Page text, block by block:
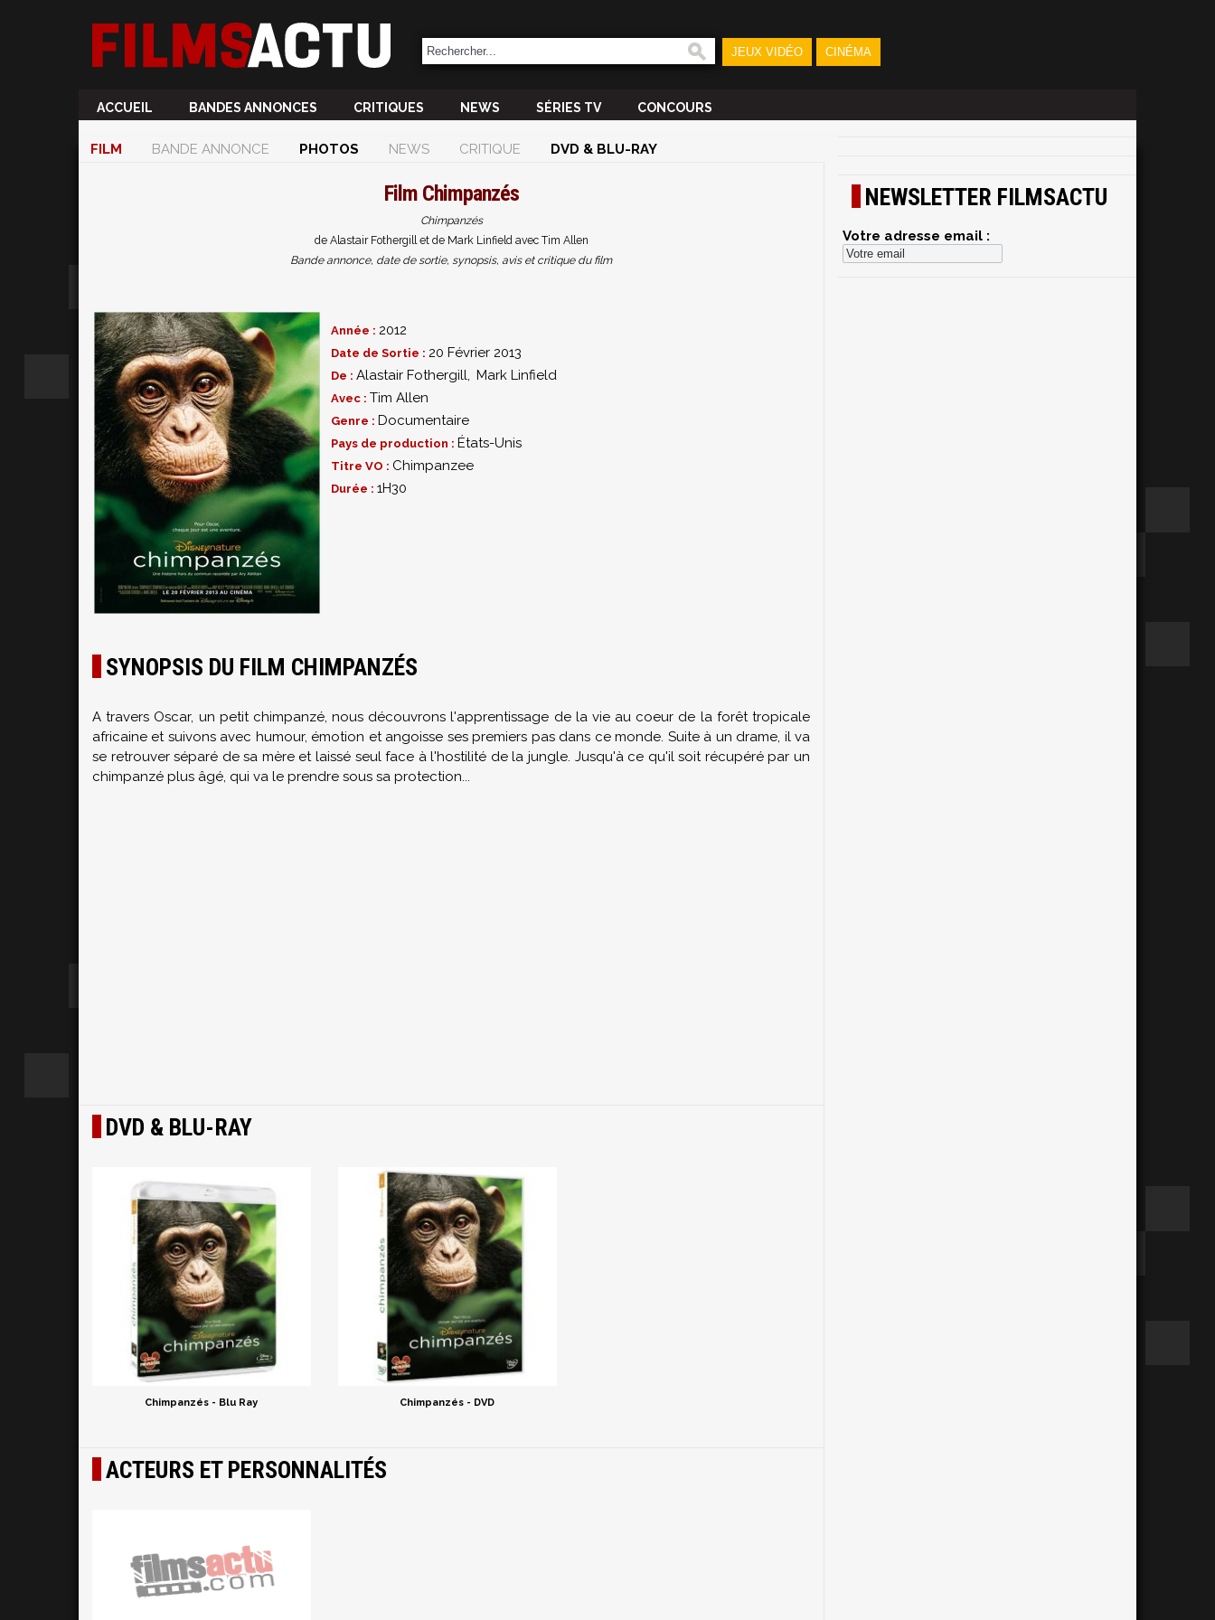
JEUX VIDÉO CINÉMA
ACCUEIL BANDES ANNONCES CRITIQUES NEWS SÉRIES TV CONCOURS
FILM BANDE ANNONCE PHOTOS NEWS CRITIQUE DVD & BLU-RAY
Film Chimpanzés
Chimpanzés
de Alastair Fothergill et de Mark Linfield avec Tim Allen
Bande annonce, date de sortie, synopsis, avis et critique du film
Année : 2012
Date de Sortie : 20 Février 2013
De : Alastair Fothergill, Mark Linfield
Avec : Tim Allen
Genre : Documentaire
Pays de production : États-Unis
Titre VO : Chimpanzee
Durée : 1H30
SYNOPSIS DU FILM CHIMPANZÉS
A travers Oscar, un petit chimpanzé, nous découvrons l'apprentissage de la vie au coeur de la forêt tropicale
africaine et suivons avec humour, émotion et angoisse ses premiers pas dans ce monde. Suite à un drame, il va
se retrouver séparé de sa mère et laissé seul face à l'hostilité de la jungle. Jusqu'à ce qu'il soit récupéré par un
chimpanzé plus âgé, qui va le prendre sous sa protection...
DVD & BLU-RAY
Chimpanzés - Blu Ray Chimpanzés - DVD
ACTEURS ET PERSONNALITÉS
NEWSLETTER FILMSACTU
Votre adresse email :